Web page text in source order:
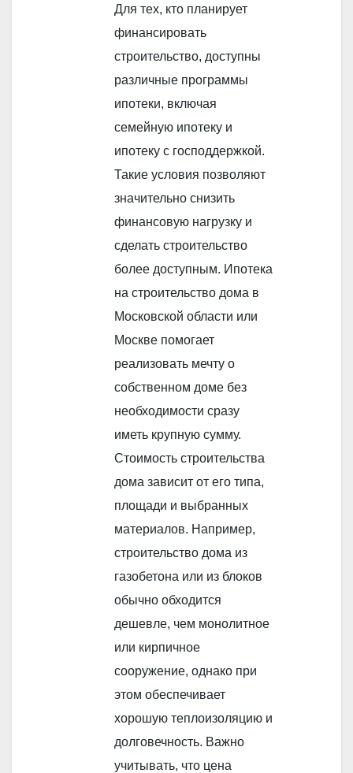
Для тех, кто планирует
финансировать
строительство, доступны
различные программы
ипотеки, включая
семейную ипотеку и
ипотеку с господдержкой.
Такие условия позволяют
значительно снизить
финансовую нагрузку и
сделать строительство
более доступным. Ипотека
на строительство дома в
Московской области или
Москве помогает
реализовать мечту о
собственном доме без
необходимости сразу
иметь крупную сумму.
Стоимость строительства
дома зависит от его типа,
площади и выбранных
материалов. Например,
строительство дома из
газобетона или из блоков
обычно обходится
дешевле, чем монолитное
или кирпичное
сооружение, однако при
этом обеспечивает
хорошую теплоизоляцию и
долговечность. Важно
учитывать, что цена